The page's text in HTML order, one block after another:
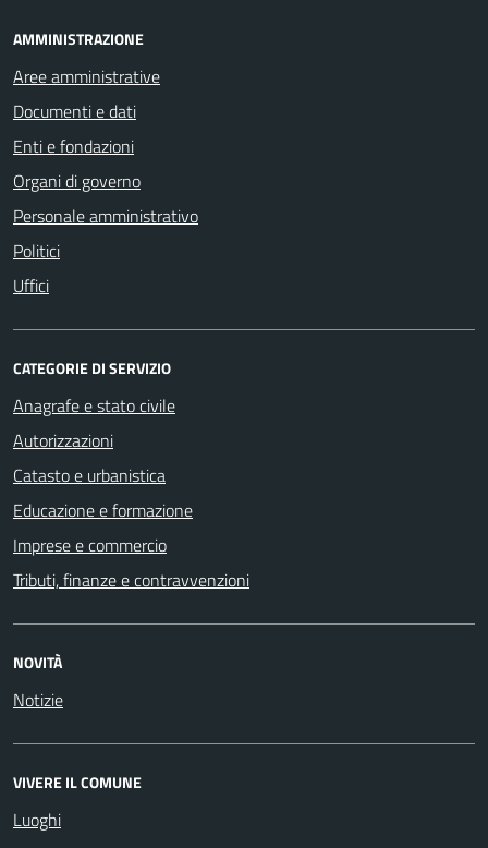
AMMINISTRAZIONE
Aree amministrative
Documenti e dati
Enti e fondazioni
Organi di governo
Personale amministrativo
Politici
Uffici
CATEGORIE DI SERVIZIO
Anagrafe e stato civile
Autorizzazioni
Catasto e urbanistica
Educazione e formazione
Imprese e commercio
Tributi, finanze e contravvenzioni
NOVITÀ
Notizie
VIVERE IL COMUNE
Luoghi